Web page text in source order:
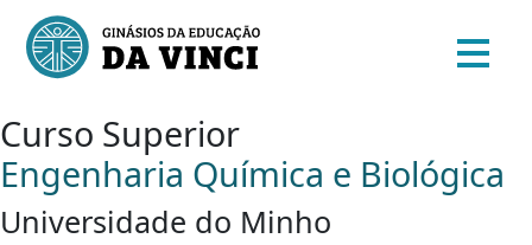
Curso Superior
Engenharia Química e Biológica
Universidade do Minho